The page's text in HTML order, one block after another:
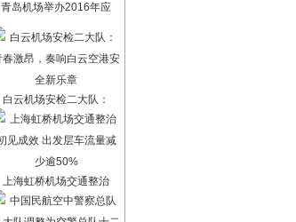
青岛机场举办2016年应
白云机场安检二大队：
上海虹桥机场交通整治